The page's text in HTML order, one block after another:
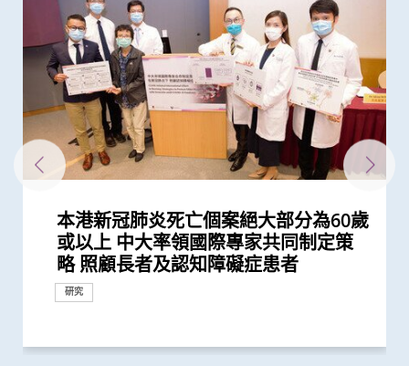
本港新冠肺炎死亡個案絕大部分為60歲
或以上 中大率領國際專家共同制定策
略 照顧長者及認知障礙症患者
研究
中大開展全球首個以「視網膜影像」篩
查華人阿茲海默症研究
研究
中大成立全球首個華人「早發性認知障
礙症」研究登記冊
研究
中大篩查發現每三名社區長者就有一人
患腦小血管病 藉世界中風日呼籲及早
預防
臨床服務
中大研發磁控螺旋微導管助精準、安全
及快速治療中遠端腦血管栓塞
研究
中大研究發現房顫病人若中風後隨意更
換抗凝血藥或加劇復發風險
研究
中大領導國際團隊成功研發全球首個人
工智能系統 只需「眼底相」即可準確
偵測阿茲海默症
研究
中大全球首證由人工智能技術研發出的
磁力共振腦掃描指數 能有效臨床偵測
三類早期認知障礙疾病
研究
中大成立「張金菱治療柏金遜綜合症研
究中心」 跨學科研嶄新方法 減慢柏金
遜病程
研究
中大全球首個「快速眼動睡眠行為障
礙」家庭研究 揭柏金遜病家族遺傳傾
向高達6倍 追蹤初期症狀如便秘 可提...
研究
中大為本港老化人口制訂標準化認知測
試 及早辨識認知障礙症患者
臨床服務
中大研究發現心房顫動引致中風個案15
年間上升3倍 宜及早服用抗凝血藥預防
中風
研究
中大「蔡永業腦神經科學中心」破解大
腦學習動作技能原理
研究
中大教授成為全球首位華人獲頒「世界
中風組織主席中風貢獻獎」 全球首創
「脈磁激法」助中風患者復修腦部功...
獎項及榮譽
中大成立周佩芳認知障礙預防研究中心
設立一站式簡易網站提供認知障礙症資
訊
研究
中大與全球30多國專家合作研究 發現
小中風新藥物療法
研究
中大與多國中風專家領導一項全球研究
發現及早評估與治療「小中風」可降低
七成中風風險
研究
中大倡議新藥物治療標準逆轉腦血管硬
化
研究
中大與養和醫院攜手研究 發現抑鬱症
患者出現睡眠行為障礙或是腦退化先兆
研究
中大與理大攜手在威院推行24小時遠程
中風溶栓治療服務
臨床服務
中大證實體外反搏法有效增加缺血性中
風者的腦血流供應
研究
中大成功研發全自動化視網膜圖像分析
系統 有助糖尿病患者預防中風
研究
亞洲病人新喜訊 中大最新臨床研究
腦支架擴闊窄血管 手術成功率近九成
六 有效預防缺血性中風
研究
中大全球首次揭示CD4+ Treg細胞啟動
心臟再生機制 為心臟修復治療帶來新
靶點
研究
中大威院率先引入低場磁力共振 推動
全港首個一站式緊急中風診治模式
研究
中大研發新型納米機械人增強溶栓效果
助減中風患者腦損傷
研究
中大為5,000港人免費驗腦 開展人口
基礎研究追蹤本港腦健康狀況
研究
中大聯同國際專家發現引致腦退化基
因 為治療及預防「阿茲海默氏症」帶
來新方向
研究
中大率先引入「高頻信號檢測」技術以
確定腦部手術範圍 有效提升複雜性腦
癇症手術成效約三成
外科創新技術
中大提倡結合房顫篩查及藥物教育 助
長者減低中風風險
臨床服務
首位香港科學家晉身Eppendorf and
Science神經生物學獎三甲 中大優秀醫
科生致力拆解腦神經網絡之謎
獎項及榮譽
頭頸放射治療增中風風險 中大證實
「頸動脈支架成型術」成效顯著
研究
中大研究發現新一代口服薄血藥助亞洲
房顫患者預防中風成效更佳
研究
呂志和博士創新醫學傑出教授公開講座
腦神經學專家Steven Cramer教授主
講「腦中風後的修復」
教育
中大公布小中風的最新藥物治療方法
研究
中大證實為頸血管狹窄進行支架成型治
療及 為心臟衰竭患者植入心臟肌肉收
縮調節器成效顯著
研究